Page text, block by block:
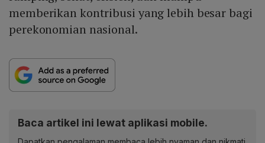
memberikan kontribusi yang lebih besar bagi
perekonomian nasional.
Baca artikel ini lewat aplikasi mobile.